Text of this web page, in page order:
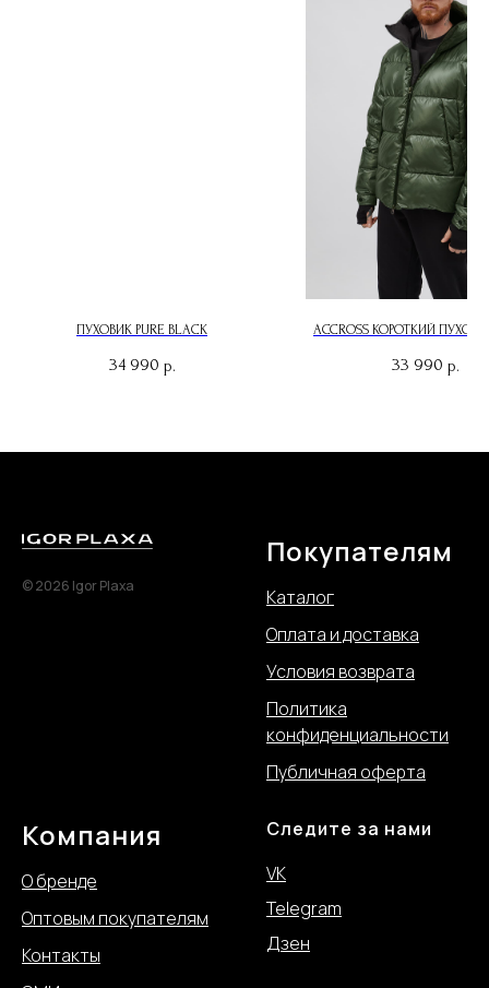
ПУХОВИК PURE BLACK
34 990 р.
ACCROSS КОРОТКИЙ
33 990 р.
© 2026 Igor Plaxa
Покупателям
Каталог
Оплата и доставка
Условия возврата
Политика
конфиденциальности
Публичная оферта
Компания
О бренде
Оптовым покупателям
Контакты
Следите за нами
VK
Telegram
Дзен